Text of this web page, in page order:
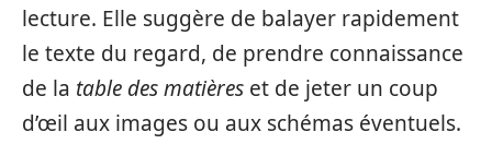
lecture. Elle suggère de balayer rapidement
le texte du regard, de prendre connaissance
de la table des matières et de jeter un coup
d’œil aux images ou aux schémas éventuels.